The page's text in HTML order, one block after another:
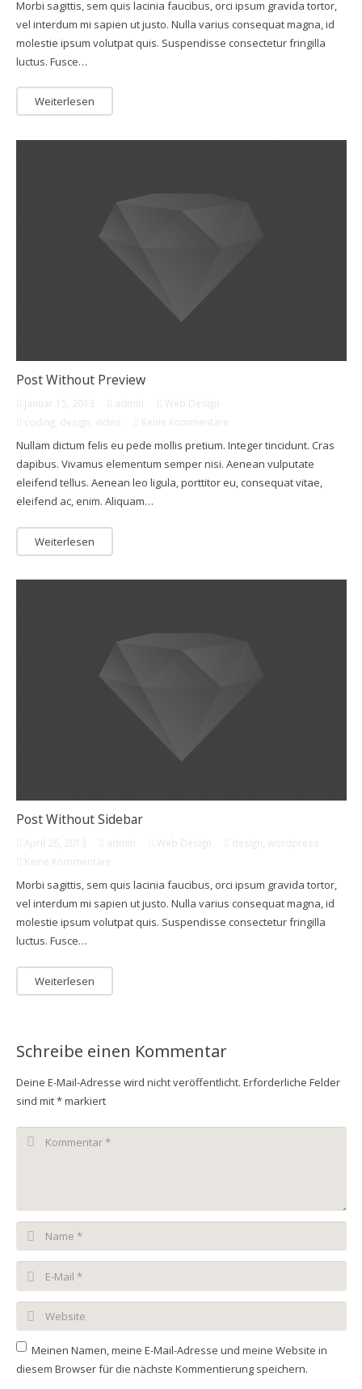
Morbi sagittis, sem quis lacinia faucibus, orci ipsum gravida tortor,
vel interdum mi sapien ut justo. Nulla varius consequat magna, id
molestie ipsum volutpat quis. Suspendisse consectetur fringilla
luctus. Fusce…
Weiterlesen
Post Without Preview
Januar 15, 2013 admin
Web Design
coding, design video Keine Kommentare
Nullam dictum felis eu pede mollis pretium. Integer tincidunt. Cras
dapibus. Vivamus elementum semper nisi. Aenean vulputate
eleifend tellus. Aenean leo ligula, porttitor eu, consequat vitae,
eleifend ac, enim. Aliquam…
Weiterlesen
Post Without Sidebar
April 26, 2013 admin Web Design design wordpress
Keine Kommentare
Morbi sagittis, sem quis lacinia faucibus, orci ipsum gravida tortor,
vel interdum mi sapien ut justo. Nulla varius consequat magna, id
molestie ipsum volutpat quis. Suspendisse consectetur fringilla
luctus. Fusce…
Weiterlesen
Schreibe einen Kommentar
Deine E-Mail-Adresse wird nicht veröffentlicht. Erforderliche Felder
sind mit*markiert
Meinen Namen, meine E-Mail-Adresse und meine Website in
diesem Browser für die nächste Kommentierung speichern.